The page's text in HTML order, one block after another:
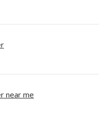
near me